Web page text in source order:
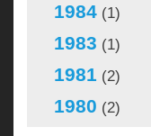
1984 (1)
1983 (1)
1981 (2)
1980 (2)